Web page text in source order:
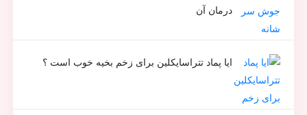
درمان آن
ایا پماد تتراسایکلین برای زخم بخیه خوب است ؟